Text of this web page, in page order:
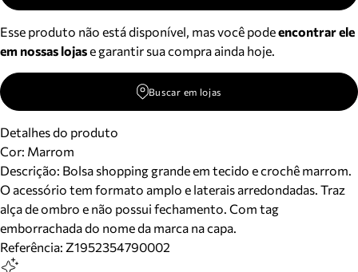
Esse produto não está disponível, mas você podeencontrar ele
em nossas lojase garantir sua compra ainda hoje.
Buscar em lojas
Detalhes do produto
Cor: Marrom
Descrição: Bolsa shopping grande em tecido e crochê marrom.
O acessório tem formato amplo e laterais arredondadas. Traz
alça de ombro e não possui fechamento. Com tag
emborrachada do nome da marca na capa.
Referência: Z1952354790002